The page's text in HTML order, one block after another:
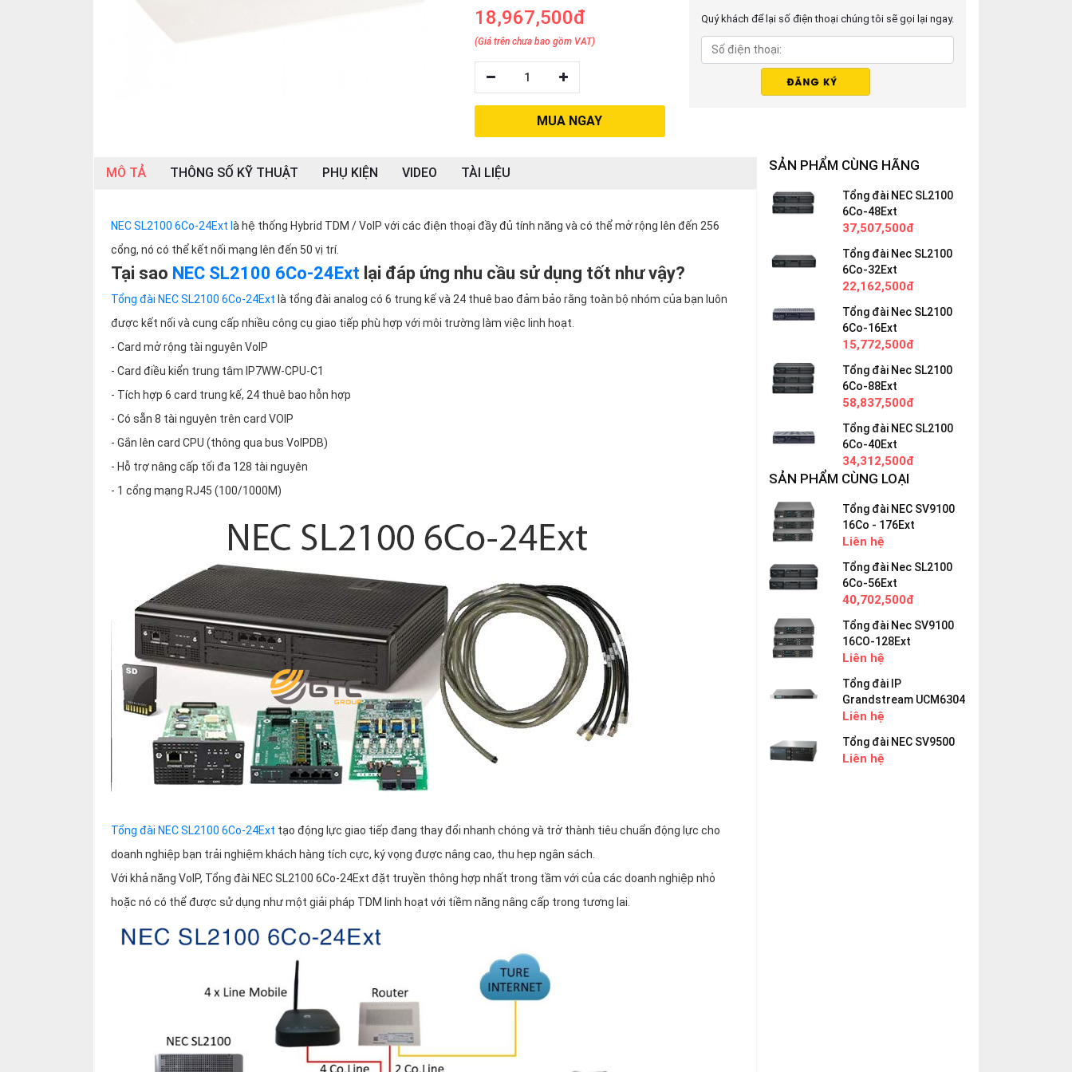
18,967,500đ
(Giá trên chưa bao gồm VAT)
1
MUA NGAY
Quý khách để lại số điện thoại chúng tôi sẽ gọi lại ngay.
MÔ TẢ THÔNG SỐ KỸ THUẬT PHỤ KIỆN VIDEO TÀI LIỆU
NEC SL2100 6Co-24Ext l à hệ thống Hybrid TDM / VoIP với các điện thoại đầy đủ tính năng và có thể mở rộng lên đến 256
cổng, nó có thể kết nối mạng lên đến 50 vị trí.
Tại sao NEC SL2100 6Co-24Ext lại đáp ứng nhu cầu sử dụng tốt như vậy?
Tổng đài NEC SL2100 6Co-24Ext là tổng đài analog có 6 trung kế và 24 thuê bao đảm bảo rằng toàn bộ nhóm của bạn luôn
được kết nối và cung cấp nhiều công cụ giao tiếp phù hợp với môi trường làm việc linh hoạt.
- Card mở rộng tài nguyên VoIP
- Card điều kiển trung tâm IP7WW-CPU-C1
- Tích hợp 6 card trung kế, 24 thuê bao hỗn hợp
- Có sẵn 8 tài nguyên trên card VOIP
- Gắn lên card CPU (thông qua bus VoIPDB)
- Hỗ trợ nâng cấp tối đa 128 tài nguyên
- 1 cổng mạng RJ45 (100/1000M)
Tổng đài NEC SL2100 6Co-24Ext tạo động lực giao tiếp đang thay đổi nhanh chóng và trở thành tiêu chuẩn động lực cho
doanh nghiệp bạn trải nghiệm khách hàng tích cực, ký vọng được nâng cao, thu hẹp ngân sách.
Với khả năng VoIP, Tổng đài NEC SL2100 6Co-24Ext đặt truyền thông hợp nhất trong tầm với của các doanh nghiệp nhỏ
hoặc nó có thể được sử dụng như một giải pháp TDM linh hoạt với tiềm năng nâng cấp trong tương lai.
SẢN PHẨM CÙNG HÃNG
Tổng đài NEC SL2100
6Co-48Ext
37,507,500đ
Tổng đài Nec SL2100
6Co-32Ext
22,162,500đ
Tổng đài Nec SL2100
6Co-16Ext
15,772,500đ
Tổng đài Nec SL2100
6Co-88Ext
58,837,500đ
Tổng đài NEC SL2100
6Co-40Ext
34,312,500đ
SẢN PHẨM CÙNG LOẠI
Tổng đài NEC SV9100
16Co - 176Ext
Liên hệ
Tổng đài Nec SL2100
6Co-56Ext
40,702,500đ
Tổng đài Nec SV9100
16CO-128Ext
Liên hệ
Tổng đài IP
Grandstream UCM6304
Liên hệ
Tổng đài NEC SV9500
Liên hệ